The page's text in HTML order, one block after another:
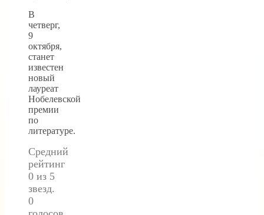
В
четверг,
9
октября,
станет
известен
новый
лауреат
Нобелевской
премии
по
литературе.
Средний
рейтинг
0 из 5
звезд.
0